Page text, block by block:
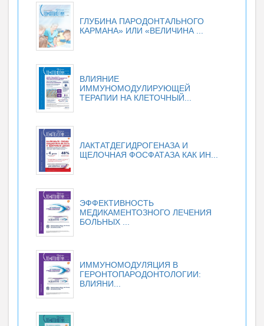
ГЛУБИНА ПАРОДОНТАЛЬНОГО
КАРМАНА» ИЛИ «ВЕЛИЧИНА ...
ВЛИЯНИЕ
ИММУНОМОДУЛИРУЮЩЕЙ
ТЕРАПИИ НА КЛЕТОЧНЫЙ...
ЛАКТАТДЕГИДРОГЕНАЗА И
ЩЕЛОЧНАЯ ФОСФАТАЗА КАК ИН...
ЭФФЕКТИВНОСТЬ
МЕДИКАМЕНТОЗНОГО ЛЕЧЕНИЯ
БОЛЬНЫХ ...
ИММУНОМОДУЛЯЦИЯ В
ГЕРОНТОПАРОДОНТОЛОГИИ:
ВЛИЯНИ...